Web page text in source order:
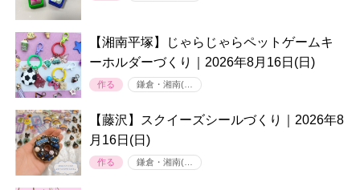
【湘南平塚】じゃらじゃらペットゲームキ
ーホルダーづくり｜2026年8月16日(日)
作る 鎌倉・湘南(…
【藤沢】スクイーズシールづくり｜2026年8
月16日(日)
作る 鎌倉・湘南(…